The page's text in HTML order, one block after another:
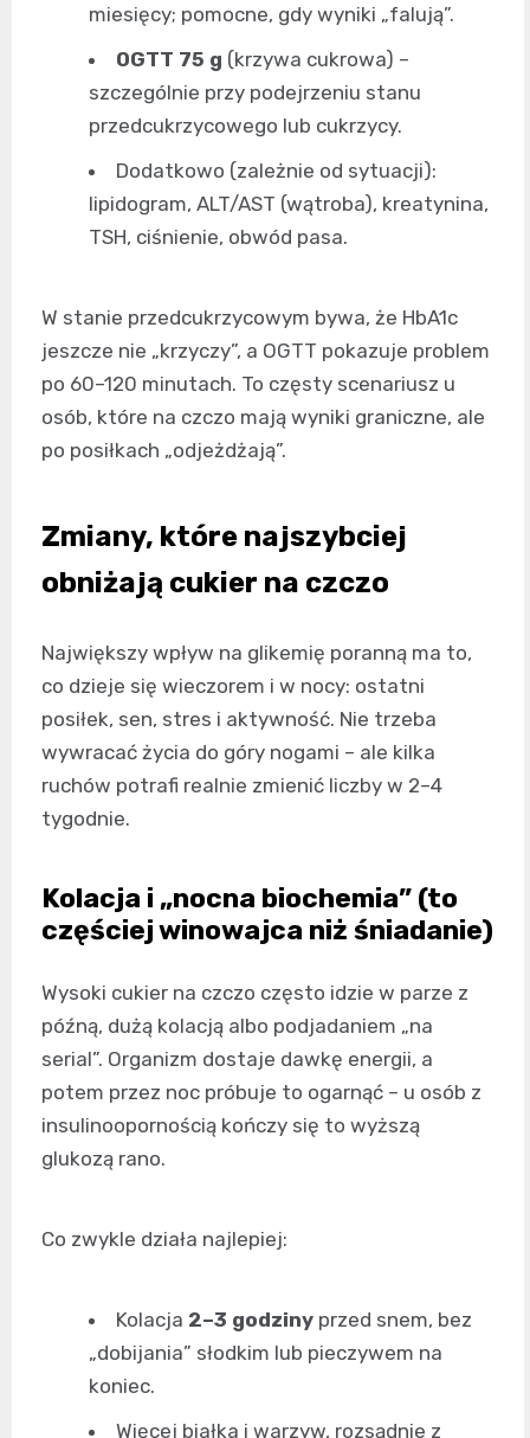
miesięcy; pomocne, gdy wyniki „falują”.
OGTT 75 g (krzywa cukrowa) –
szczególnie przy podejrzeniu stanu
przedcukrzycowego lub cukrzycy.
Dodatkowo (zależnie od sytuacji):
lipidogram, ALT/AST (wątroba), kreatynina,
TSH, ciśnienie, obwód pasa.
W stanie przedcukrzycowym bywa, że HbA1c
jeszcze nie „krzyczy”, a OGTT pokazuje problem
po 60–120 minutach. To częsty scenariusz u
osób, które na czczo mają wyniki graniczne, ale
po posiłkach „odjeżdżają”.
Zmiany, które najszybciej
obniżają cukier na czczo
Największy wpływ na glikemię poranną ma to,
co dzieje się wieczorem i w nocy: ostatni
posiłek, sen, stres i aktywność. Nie trzeba
wywracać życia do góry nogami – ale kilka
ruchów potrafi realnie zmienić liczby w 2–4
tygodnie.
Kolacja i „nocna biochemia” (to
częściej winowajca niż śniadanie)
Wysoki cukier na czczo często idzie w parze z
późną, dużą kolacją albo podjadaniem „na
serial”. Organizm dostaje dawkę energii, a
potem przez noc próbuje to ogarnąć – u osób z
insulinoopornością kończy się to wyższą
glukozą rano.
Co zwykle działa najlepiej:
Kolacja 2–3 godziny przed snem, bez
„dobijania” słodkim lub pieczywem na
koniec.
Więcej białka i warzyw, rozsądnie z